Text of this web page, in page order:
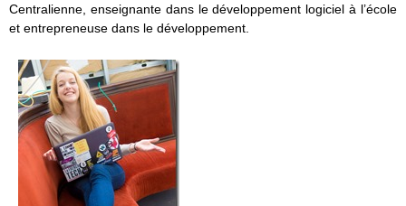
Centralienne, enseignante dans le développement logiciel à l’école
et entrepreneuse dans le développement.